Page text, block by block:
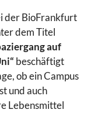
der BioFrankfurt
dem Titel
auf
beschäftigt
ob ein Campus
und auch
Lebensmittel